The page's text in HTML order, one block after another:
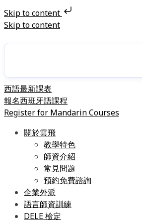
Skip to content
Skip to content
西語最新課表
報名西班牙語課程
Register for Mandarin Courses
關於雲飛
教學特色
師資介紹
常見問題
預約免費諮詢
企業外派
語言師資訓練
DELE 檢定